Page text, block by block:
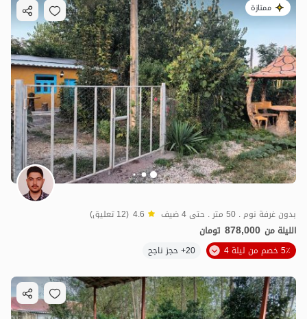
878,000ت 4.6
ممتازة
بدون غرفة نوم . 50 متر . حتى 4 ضيف 4.6 (12 تعليق)
الليلة من 878,000 تومان
5٪ خصم من ليلة 4
20+ حجز ناجح